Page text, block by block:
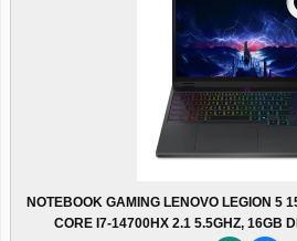
NOTEBOOK GAMING LENOVO LEGION 5
CORE I7-14700HX 2.1 5.5GHZ, 16GB